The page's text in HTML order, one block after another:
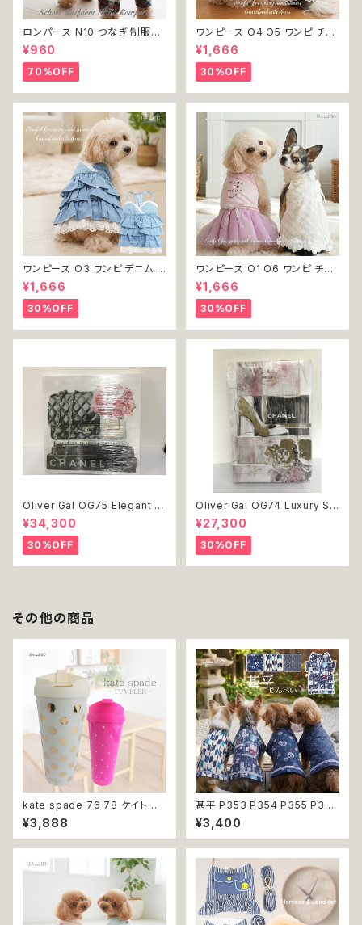
ロンパース N10 つなぎ 制服風
チェック柄 グレー 灰色 コスチュ
ーム コスプレ ドッグウェア dog
犬 猫 ペット 服 犬服 洋服 オシ
ャレ かわいい 小型犬 返品交換
不可
¥960
70%OFF
ワンピース O4 O5 ワンピ チェ
ック プリーツ レース 女の子 犬
犬服 小型 猫 服 洋服 ペット do
g ドッグウェア おしゃれ かわい
い 返品交換不可
¥1,666
30%OFF
ワンピース O3 ワンピ デニム プ
リーツ レース 女の子 犬 犬服
小型 猫 服 洋服 ペット dog ド
ッグウェア おしゃれ かわいい 返
品交換不可
¥1,666
30%OFF
ワンピース O1 O6 ワンピ チュ
ール レース 花 フラワー 女の子
犬 犬服 小型 猫 服 洋服 ペット
dog ドッグウェア おしゃれ かわ
いい 返品交換不可
¥1,666
30%OFF
Oliver Gal OG75 Elegant E
ssentials Paris 絵 アート イ
ンテリア お祝い 贈り物 プレゼ
ント 結婚 新築 開店 周年 バー
スデイ 誕生日 ご褒美
¥34,300
30%OFF
Oliver Gal OG74 Luxury St
acked Shoes Rose Giftbo
x 絵 アート インテリア お祝い
贈り物 プレゼント 結婚 新築 開
店 周年 バースデイ 誕生日 ご褒
美
¥27,300
30%OFF
その他の商品
kate spade 76 78 ケイトス
ペード タンブラー 480ml 水筒
蓋付き ドット ピンク ゴールド ケ
イト スペード 雑貨 持ち運び マ
いい
¥3,888
甚平 P353 P354 P355 P356
ハンドメイド 忍者 家紋 弓 和柄
紺 ネイビー 白 ホワイト ドッグ
ウェア ドッグウエア 犬 猫 ペット
子犬 仔犬 夏 送料無料 返品交
換不可
¥3,400